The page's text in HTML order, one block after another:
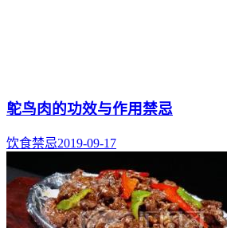
鸵鸟肉的功效与作用禁忌
饮食禁忌2019-09-17